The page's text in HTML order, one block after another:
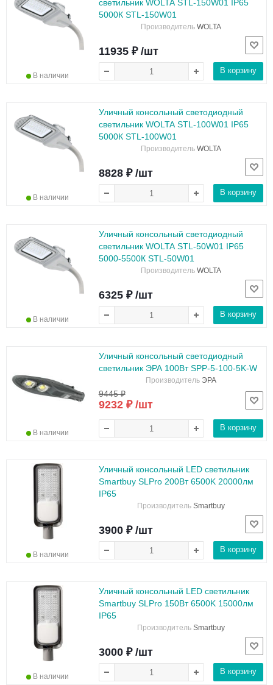
светильник WOLTA STL-150W01 IP65
5000К STL-150W01
Производитель WOLTA
В наличии
11935 ₽ /шт
В корзину
Уличный консольный светодиодный
светильник WOLTA STL-100W01 IP65
5000К STL-100W01
Производитель WOLTA
В наличии
8828 ₽ /шт
В корзину
Уличный консольный светодиодный
светильник WOLTA STL-50W01 IP65
5000-5500К STL-50W01
Производитель WOLTA
В наличии
6325 ₽ /шт
В корзину
Уличный консольный светодиодный
светильник ЭРА 100Вт SPP-5-100-5K-W
Производитель ЭРА
В наличии
9445 ₽
9232 ₽ /шт
В корзину
Уличный консольный LED светильник
Smartbuy SLPro 200Вт 6500K 20000лм
IP65
Производитель Smartbuy
В наличии
3900 ₽ /шт
В корзину
Уличный консольный LED светильник
Smartbuy SLPro 150Вт 6500K 15000лм
IP65
Производитель Smartbuy
В наличии
3000 ₽ /шт
В корзину